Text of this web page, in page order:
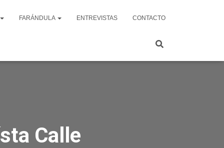
FARÁNDULA ENTREVISTAS CONTACTO
Calle